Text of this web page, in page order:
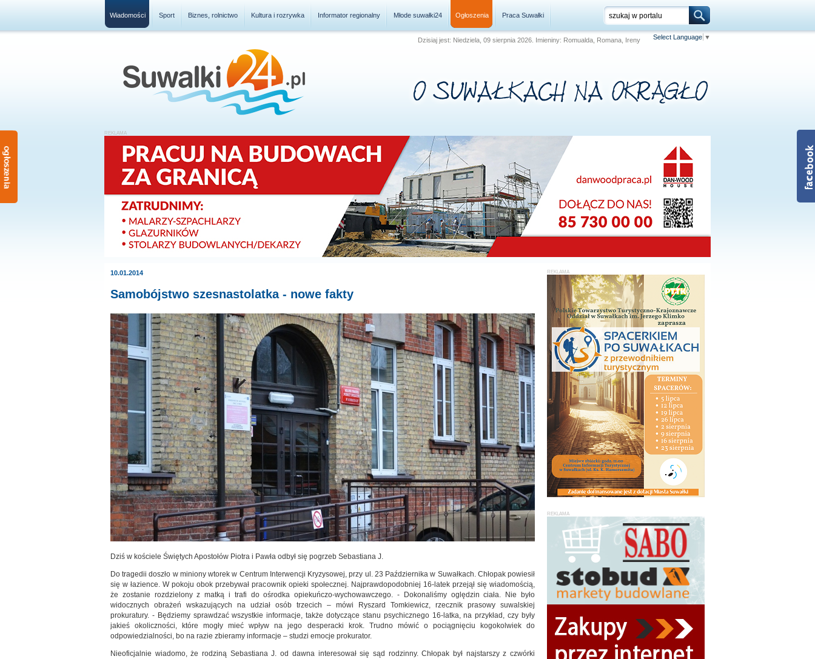
Wiadomości Sport Biznes, rolnictwo Kultura i rozrywka Informator regionalny Młode suwałki24 Ogłoszenia Praca Suwałki
Dzisiaj jest: Niedziela, 09 sierpnia 2026. Imieniny: Romualda, Romana, Ireny Select Language ▼
10.01.2014
Samobójstwo szesnastolatka - nowe fakty
Dziś w kościele Świętych Apostołów Piotra i Pawła odbył się pogrzeb Sebastiana J.
Do tragedii doszło w miniony wtorek w Centrum Interwencji Kryzysowej, przy ul. 23 Października w Suwałkach. Chłopak powiesił
się w łazience. W pokoju obok przebywał pracownik opieki społecznej. Najprawdopodobniej 16-latek przejął się wiadomością,
że zostanie rozdzielony z matką i trafi do ośrodka opiekuńczo-wychowawczego. - Dokonaliśmy oględzin ciała. Nie było
widocznych obrażeń wskazujących na udział osób trzecich – mówi Ryszard Tomkiewicz, rzecznik prasowy suwalskiej
prokuratury. - Będziemy sprawdzać wszystkie informacje, także dotyczące stanu psychicznego 16-latka, na przykład, czy były
jakieś okoliczności, które mogły mieć wpływ na jego desperacki krok. Trudno mówić o pociągnięciu kogokolwiek do
odpowiedzialności, bo na razie zbieramy informacje – studzi emocje prokurator.
Nieoficjalnie wiadomo, że rodziną Sebastiana J. od dawna interesował się sąd rodzinny. Chłopak był najstarszy z czwórki